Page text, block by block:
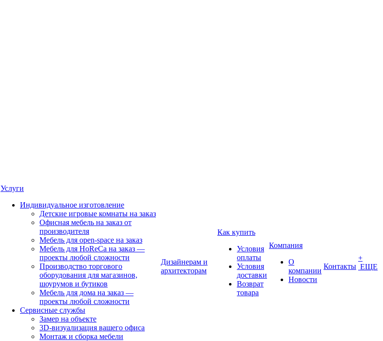
Услуги
Индивидуальное изготовление
Детские игровые комнаты на заказ
Офисная мебель на заказ от
производителя
Мебель для open-space на заказ
Мебель для HoReCa на заказ —
проекты любой сложности
Производство торгового
оборудования для магазинов,
шоурумов и бутиков
Мебель для дома на заказ —
проекты любой сложности
Сервисные службы
Замер на объекте
3D-визуализация вашего офиса
Монтаж и сборка мебели
Дизайнерам и
архитекторам
Как купить
Условия
оплаты
Условия
доставки
Возврат
товара
Компания
О
компании
Новости
Контакты
+
ЕЩЕ